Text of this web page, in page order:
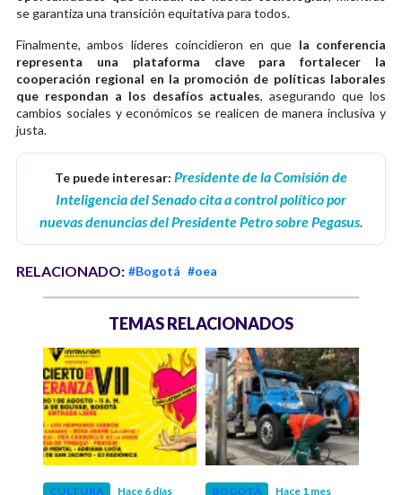
se garantiza una transición equitativa para todos.
Finalmente, ambos líderes coincidieron en que la conferencia
representa una plataforma clave para fortalecer la
cooperación regional en la promoción de políticas laborales
que respondan a los desafíos actuales, asegurando que los
cambios sociales y económicos se realicen de manera inclusiva y
justa.
Te puede interesar: Presidente de la Comisión de
Inteligencia del Senado cita a control político por
nuevas denuncias del Presidente Petro sobre Pegasus.
RELACIONADO: #Bogotá #oea
TEMAS RELACIONADOS
CULTURA Hace 6 días BOGOTÁ Hace 1 mes